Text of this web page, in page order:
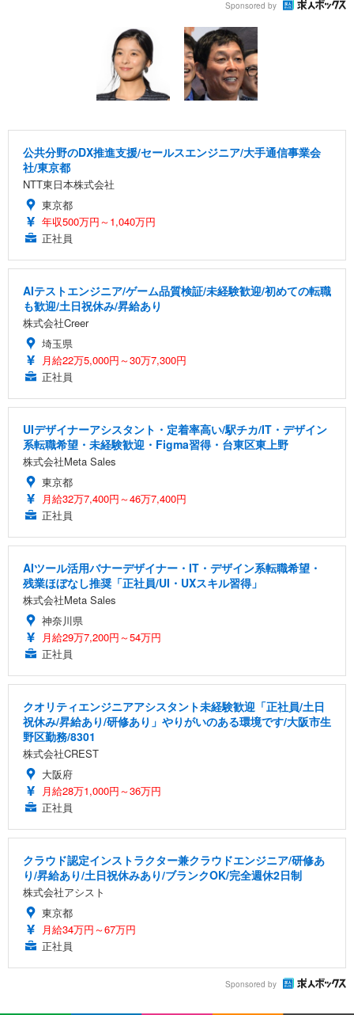
Sponsored by
公共分野のDX推進支援/セールスエンジニア/大手通信事業会
社/東京都
NTT東日本株式会社
東京都
年収500万円～1,040万円
正社員
AIテストエンジニア/ゲーム品質検証/未経験歓迎/初めての転職
も歓迎/土日祝休み/昇給あり
株式会社Creer
埼玉県
月給22万5,000円～30万7,300円
正社員
UIデザイナーアシスタント・定着率高い/駅チカ/IT・デザイン
系転職希望・未経験歓迎・Figma習得・台東区東上野
株式会社Meta Sales
東京都
月給32万7,400円～46万7,400円
正社員
AIツール活用バナーデザイナー・IT・デザイン系転職希望・
残業ほぼなし推奨「正社員/UI・UXスキル習得」
株式会社Meta Sales
神奈川県
月給29万7,200円～54万円
正社員
クオリティエンジニアアシスタント未経験歓迎「正社員/土日
祝休み/昇給あり/研修あり」やりがいのある環境です/大阪市生
野区勤務/8301
株式会社CREST
大阪府
月給28万1,000円～36万円
正社員
クラウド認定インストラクター兼クラウドエンジニア/研修あ
り/昇給あり/土日祝休みあり/ブランクOK/完全週休2日制
株式会社アシスト
東京都
月給34万円～67万円
正社員
Sponsored by